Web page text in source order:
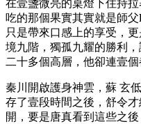
在壹盞微亮的桌燈下住持
吃的那個果實其實就是師父
只是帶來口感上的享受，
境九階，獨孤九耀的勝利
二十多個高層，他卻連壹個
秦川開啟護身神雲，蘇 玄
存了壹段時間之後，舒令才
開，要是唐真看到這些之